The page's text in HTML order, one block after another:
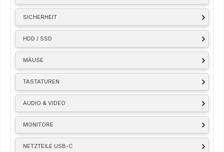
SICHERHEIT
HDD / SSD
MÄUSE
TASTATUREN
AUDIO & VIDEO
MONITORE
NETZTEILE USB-C